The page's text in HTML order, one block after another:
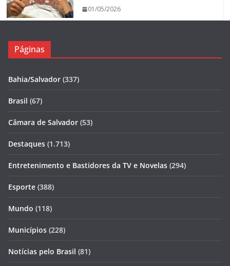
01/05/2026
Páginas
Bahia/Salvador (337)
Brasil (67)
Câmara de Salvador (53)
Destaques (1.713)
Entretenimento e Bastidores da TV e Novelas (294)
Esporte (388)
Mundo (118)
Municípios (228)
Notícias pelo Brasil (81)